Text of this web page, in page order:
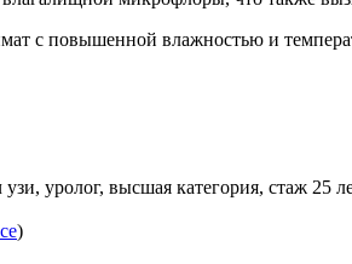
с повышенной влажностью и
уролог, высшая категория, стаж 25
)